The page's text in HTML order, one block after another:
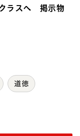
ラスへ 掲示物
道徳